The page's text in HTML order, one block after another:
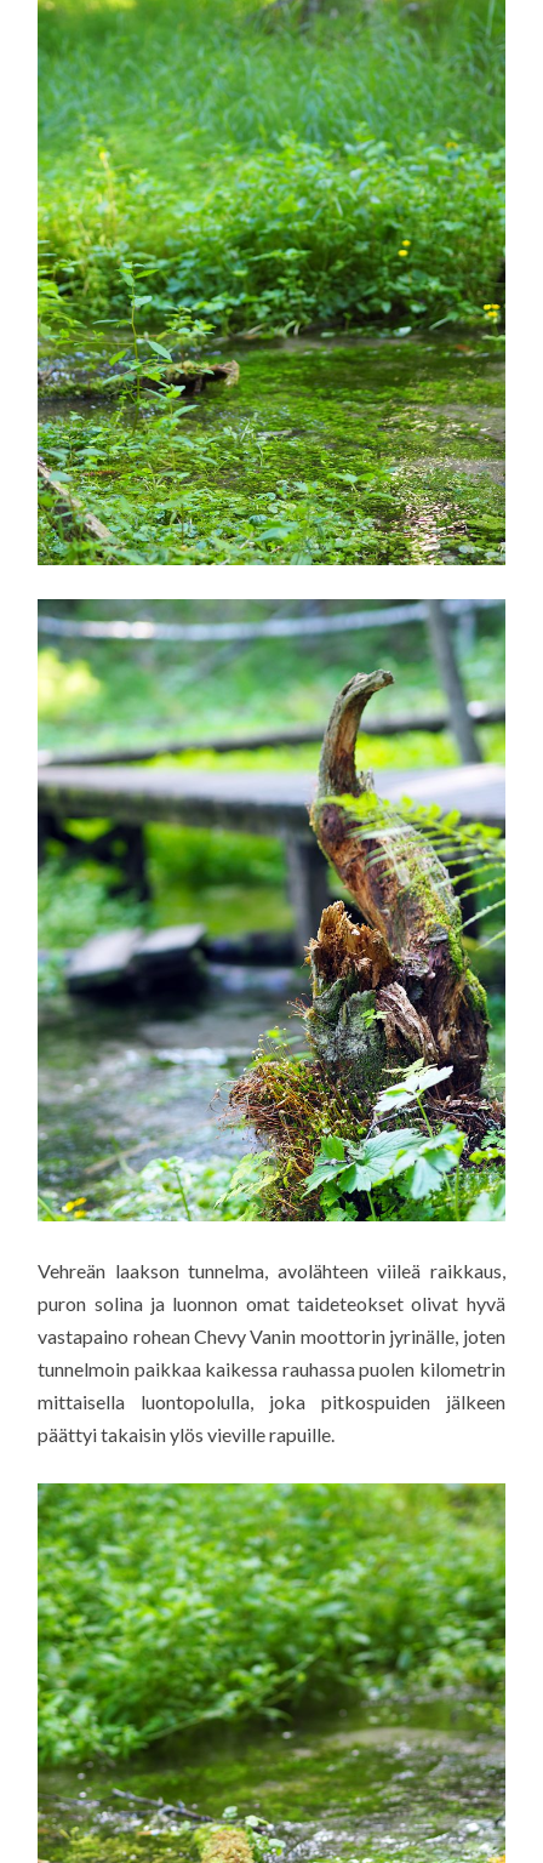
Vehreän laakson tunnelma, avolähteen viileä raikkaus,
puron solina ja luonnon omat taideteokset olivat hyvä
vastapaino rohean Chevy Vanin moottorin jyrinälle, joten
tunnelmoin paikkaa kaikessa rauhassa puolen kilometrin
mittaisella luontopolulla, joka pitkospuiden jälkeen
päättyi takaisin ylös vieville rapuille.